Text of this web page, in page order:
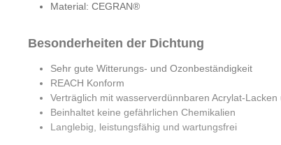
Material: CEGRAN®
Besonderheiten der Dichtung
Sehr gute Witterungs- und Ozonbeständigkeit
REACH Konform
Verträglich mit wasserverdünnbaren Acrylat-
Beinhaltet keine gefährlichen Chemikalien
Langlebig, leistungsfähig und wartungsfrei